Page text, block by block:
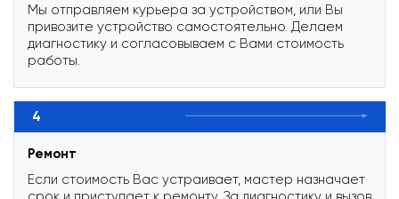
Мы отправляем курьера за устройством, или Вы
привозите устройство самостоятельно. Делаем
диагностику и согласовываем с Вами стоимость
работы.
4
Ремонт
Если стоимость Вас устраивает, мастер назначает